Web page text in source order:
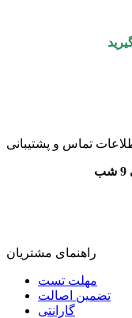
تماس و پشتیبانی
راهنمای مشتریان
مهلت تست
تضمین اصالت
گارانتی